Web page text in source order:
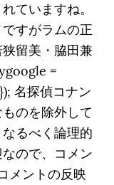
ていますね。
すがラムの正
留美・脇田兼
=
名探偵コナン
のを除外して
るべく論理的
ので、コメン
メントの反映